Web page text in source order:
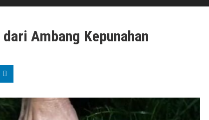
Ambang Kepunahan